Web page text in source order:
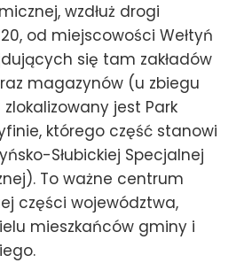
wzdłuż drogi
od miejscowości Wełtyń
się tam zakładów
magazynów (u zbiegu
zlokalizowany jest Park
którego część stanowi
Słubickiej Specjalnej
To ważne centrum
części województwa,
mieszkańców gminy i